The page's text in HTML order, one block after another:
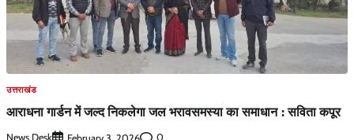
उत्तराखंड
आराधना गार्डन में जल्द निकलेगा जल भरावसमस्या का समाधान : सविता कपूर
News Desk 0